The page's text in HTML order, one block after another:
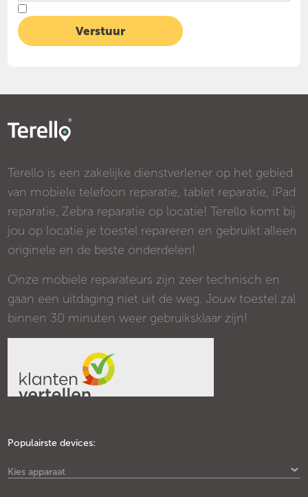
Terello is een zakelijke dienstverlener op het gebied
van mobiele telefoon reparatie, tablet reparatie, iPad
reparatie, Zebra reparatie op locatie! Terello komt bij
jou op locatie je toestel repareren en gebruikt alleen
originele en de beste onderdelen!
Onze mobiele reparateurs zijn zeer technisch en
gaan een uitdaging niet uit de weg. Jouw toestel zal
binnen 30 minuten weer gebruiksklaar zijn!
Populairste devices:
Kies apparaat